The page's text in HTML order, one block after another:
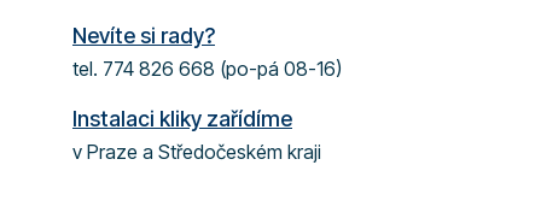
Nevíte si rady?
tel. 774 826 668 (po-pá 08-16)
Instalaci kliky zařídíme
v Praze a Středočeském kraji